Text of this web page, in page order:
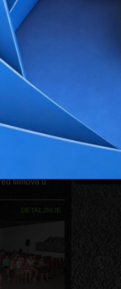
DETALJNIJE
filmova u
DETALJNIJE
Auto sa
Erik
i